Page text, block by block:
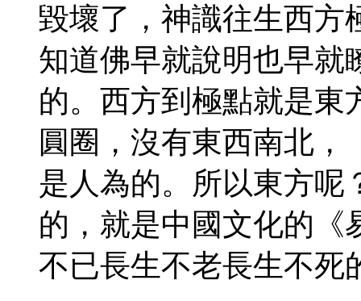
毀壞了，神識往生西方
知道佛早就說明也早就
的。西方到極點就是東
圓圈，沒有東西南北，
是人為的。所以東方呢
的，就是中國文化的《
不已長生不老長生不死